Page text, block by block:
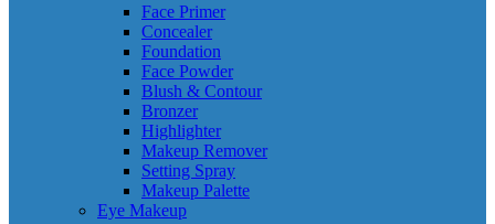
Face Primer
Concealer
Foundation
Face Powder
Blush & Contour
Bronzer
Highlighter
Makeup Remover
Setting Spray
Makeup Palette
Eye Makeup